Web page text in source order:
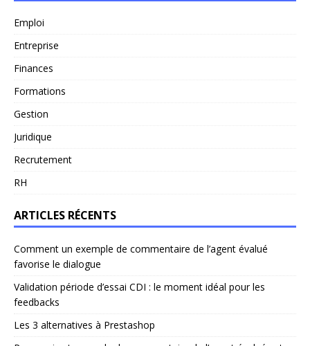
Emploi
Entreprise
Finances
Formations
Gestion
Juridique
Recrutement
RH
ARTICLES RÉCENTS
Comment un exemple de commentaire de l’agent évalué
favorise le dialogue
Validation période d’essai CDI : le moment idéal pour les
feedbacks
Les 3 alternatives à Prestashop